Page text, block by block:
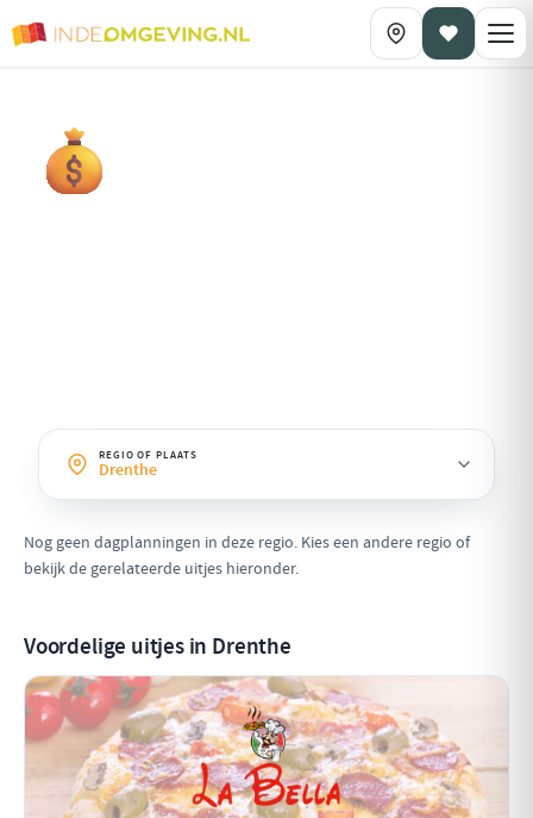
REGIO OF PLAATS
Drenthe
Nog geen dagplanningen in deze regio. Kies een andere regio of
bekijk de gerelateerde uitjes hieronder.
Voordelige uitjes in Drenthe